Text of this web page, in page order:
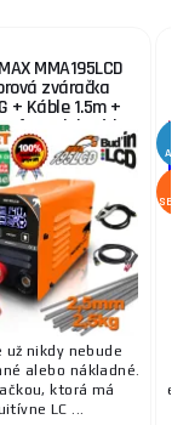
MMA195LCD
zváračka
+ Káble 1.5m +
+ Elektródy
2,5kg
už nikdy nebude
alebo nákladné.
ktorá má
LC ...